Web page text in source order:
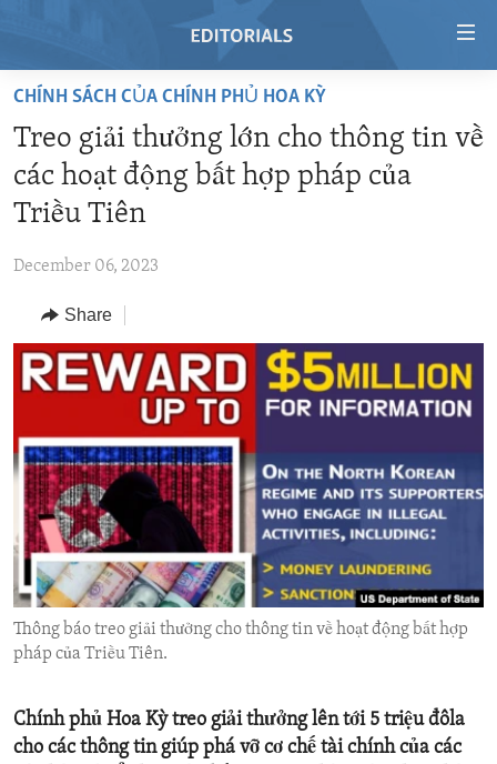
Skip
main
content
Skip
main
to
Search
VIDEO
RADIO
AMERICAS
ASIA
EUROPE
MIDDLE EAST
TOPICS
HUMAN RIGHTS
SECURITY AND DEFENSE
AID AND DEVELOPMENT
DEMOCRACY AND GOVERNANCE
ECONOMY AND TRADE
ENVIRONMENT AND HEALTH
IDEALS AND INSTITUTIONS
ARCHIVE
ABOUT US
CHÍNH SÁCH CỦA CHÍNH PHỦ HOA KỲ
Treo giải thưởng lớn cho thông tin về
các hoạt động bất hợp pháp của
Triều Tiên
December 06, 2023
Share
Thông báo treo giải thưởng cho thông tin về hoạt động bất hợp
pháp của Triều Tiên.
Chính phủ Hoa Kỳ treo giải thưởng lên tới 5 triệu đôla
cho các thông tin giúp phá vỡ cơ chế tài chính của các